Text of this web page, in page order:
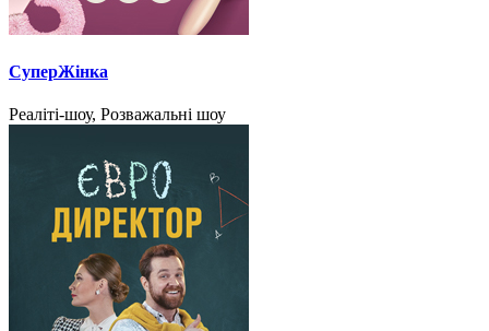
СуперЖінка
Реаліті-шоу, Розважальні шоу